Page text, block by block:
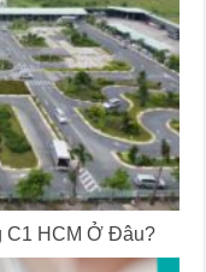
C1 HCM Ở Đâu?